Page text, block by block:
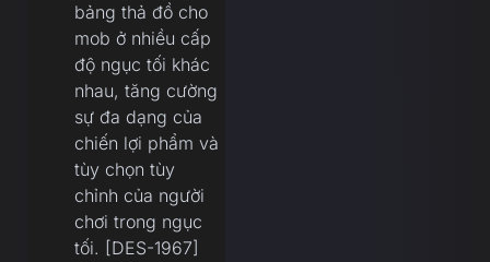
bảng thả đồ cho
mob ở nhiều cấp
độ ngục tối khác
nhau, tăng cường
sự đa dạng của
chiến lợi phẩm và
tùy chọn tùy
chỉnh của người
chơi trong ngục
tối. [DES-1967]